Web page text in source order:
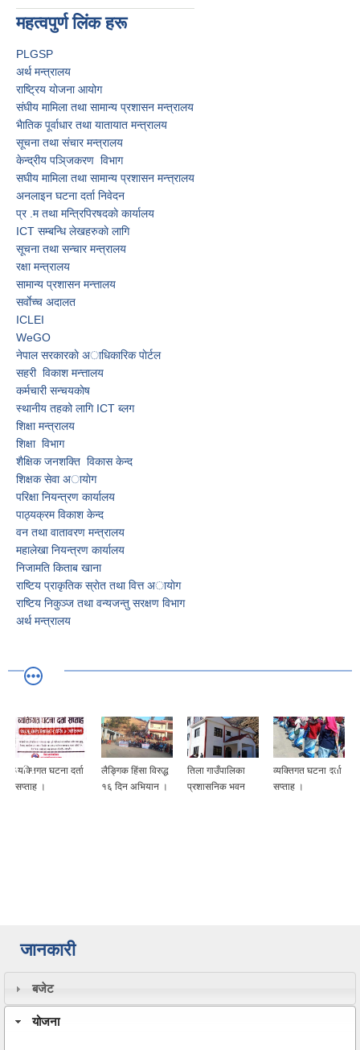
महत्वपुर्ण लिंक हरू
PLGSP
अर्थ मन्त्रालय
राष्ट्रिय योजना आयोग
संघीय मामिला तथा सामान्य प्रशासन मन्त्रालय
भैातिक पूर्वाधार तथा यातायात मन्त्रालय
सूचना तथा संचार मन्त्रालय
केन्द्रीय पञि्जकरण विभाग
स‌घीय मामिला तथा सामान्य प्रशासन मन्त्त्रालय
अनलाइन घटना दर्ता निवेदन
प्र‍ .म तथा मन्त्रिपिरषदकाे कार्यालय
ICT सम्बन्धि लेखहरुकाे लागि
सूचना तथा सन्चार मन्त्रालय
रक्षा मन्त्रालय
सामान्य प्रशासन मन्त्तालय
सर्वाेच्च अदालत
ICLEI
WeGO
नेपाल सरकारकाे अाधिकारिक पाेर्टल
सहरी विकाश मन्त्तालय
कर्मचारी सन्चयकाेष
स्थानीय तहको लागि ICT ब्लग
शिक्षा मन्त्रालय
शिक्षा विभाग
शैक्षिक जनशक्ति विकास केन्द
शिक्षक सेवा अायाेग
परिक्षा नियन्त्रण कार्यालय
पाठ्यक्रम विकाश केन्द
वन तथा वातावरण मन्त्रालय
महालेखा नियन्त्रण कार्यालय
निजामति किताब खाना
राष्टिय प्राकृतिक स्राेत तथा वित्त अायाेग
राष्टिय निकुञ्ज तथा वन्यजन्तु स‌रक्षण विभाग
अर्थ मन्त्रालय
व्यक्तिगत घटना दर्ता
सप्ताह ।
लैङ्गिक हिंसा विरुद्ध
१६ दिन अभियान ।
तिला गाउँपालिका
प्रशासनिक भवन
व्यक्तिगत घटना दर्ता
सप्ताह ।
जानकारी
बजेट
योजना